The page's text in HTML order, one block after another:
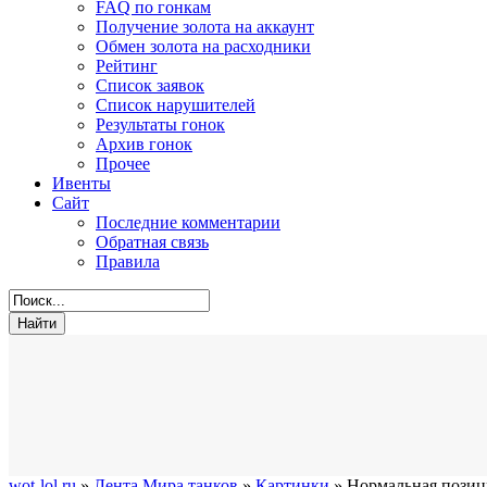
FAQ по гонкам
Получение золота на аккаунт
Обмен золота на расходники
Рейтинг
Список заявок
Список нарушителей
Результаты гонок
Архив гонок
Прочее
Ивенты
Сайт
Последние комментарии
Обратная связь
Правила